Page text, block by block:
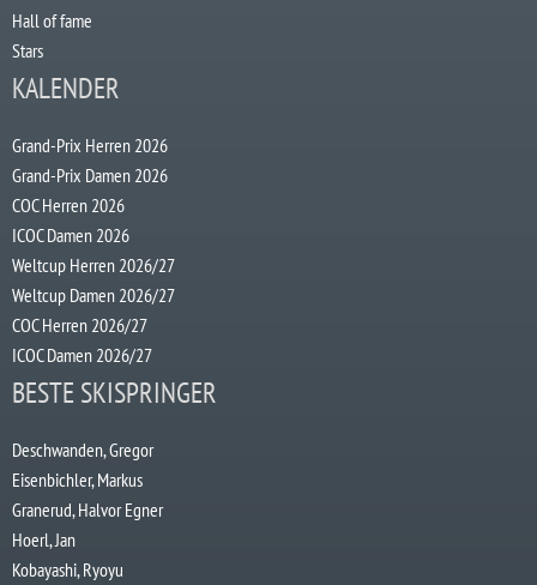
Hall of fame
Stars
KALENDER
Grand-Prix Herren 2026
Grand-Prix Damen 2026
COC Herren 2026
ICOC Damen 2026
Weltcup Herren 2026/27
Weltcup Damen 2026/27
COC Herren 2026/27
ICOC Damen 2026/27
BESTE SKISPRINGER
Deschwanden, Gregor
Eisenbichler, Markus
Granerud, Halvor Egner
Hoerl, Jan
Kobayashi, Ryoyu